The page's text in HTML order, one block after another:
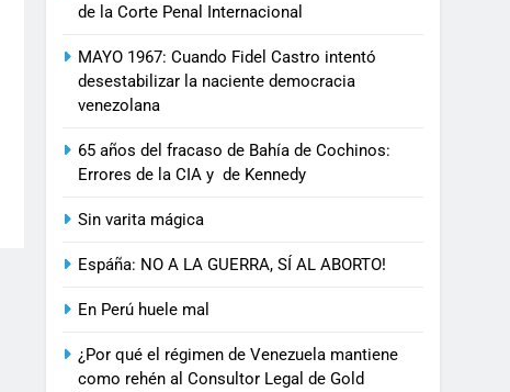
de la Corte Penal Internacional
MAYO 1967: Cuando Fidel Castro intentó
desestabilizar la naciente democracia
venezolana
65 años del fracaso de Bahía de Cochinos:
Errores de la CIA y de Kennedy
Sin varita mágica
Espáña: NO A LA GUERRA, SÍ AL ABORTO!
En Perú huele mal
¿Por qué el régimen de Venezuela mantiene
como rehén al Consultor Legal de Gold